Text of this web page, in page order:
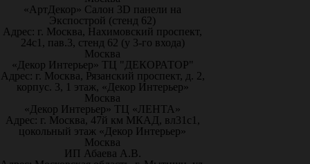
«АртДекор» Салон 3D панели на
Экспострой (стенд 62)
Адрес: г. Москва, Нахимовский проспект,
24с1, пав.3, стенд 62 (у 3-го входа)
Москва
«Декор Интерьер» ТЦ "ДЕКОРАТОР"
Адрес: г. Москва, Рязанский проспект, д. 2,
корпус. 3, 1 этаж, «Декор Интерьер»
Москва
«Декор Интерьер» ТЦ «ЛЕНТА»
Адрес: г. Москва, 47й км МКАД, вл31с1,
цокольный этаж «Декор Интерьер»
Москва
ИП Абаева А.В.